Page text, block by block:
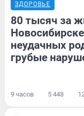
ЗДОРОВЬЕ
80 тысяч за
неудачных
грубые
9 часов 5 448